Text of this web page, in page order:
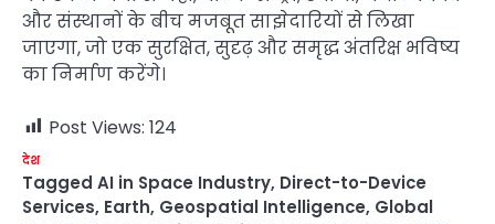
और संस्थानों के बीच मजबूत साझेदारियों से लिखा
जाएगा, जो एक सुरक्षित, सुदृढ़ और समृद्ध अंतरिक्ष भविष्य
का निर्माण करेंगे।
Post Views: 124
देश
Tagged AI in Space Industry, Direct-to-Device
Services, Earth, Geospatial Intelligence, Global